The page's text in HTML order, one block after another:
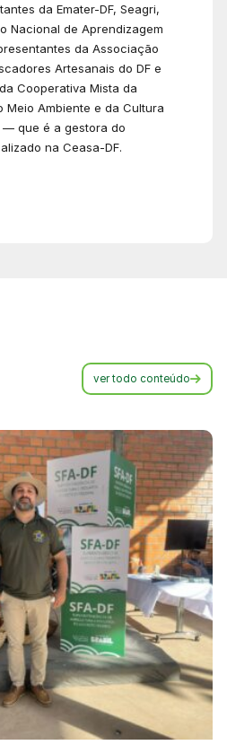
da Emater-DF, Seagri,
Nacional de Aprendizagem
da Associação
Artesanais do DF e
Cooperativa Mista da
Meio Ambiente e da Cultura
— que é a gestora do
na Ceasa-DF.
ver todo conteúdo